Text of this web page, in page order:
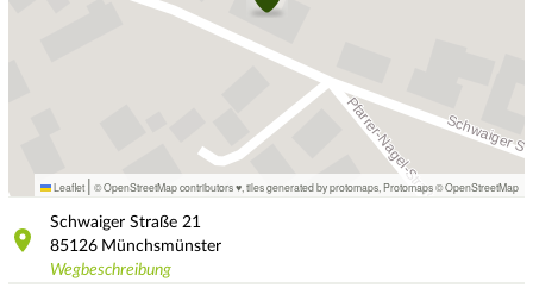
Leaflet | © OpenStreetMap contributors ♥, tiles generated by protomaps Protomaps©OpenStreetMap
Schwaiger Straße 21
85126 Münchsmünster
Wegbeschreibung